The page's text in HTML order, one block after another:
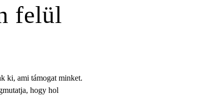
felül
ki, ami támogat minket.
hogy hol